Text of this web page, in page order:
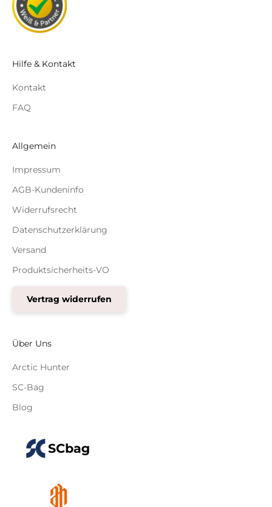
Hilfe & Kontakt
Kontakt
FAQ
Allgemein
Impressum
AGB-Kundeninfo
Widerrufsrecht
Datenschutzerklärung
Versand
Produktsicherheits-VO
Vertrag widerrufen
Über Uns
Arctic Hunter
SC-Bag
Blog